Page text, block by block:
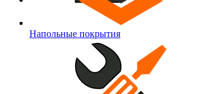
Напольные покрытия